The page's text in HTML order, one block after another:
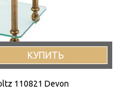
КУПИТЬ
110821 Devon